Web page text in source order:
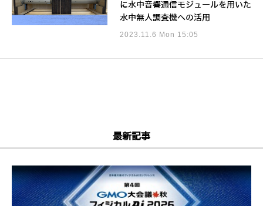
に水中音響通信モジュールを用いた
水中無人調査機への活用
2023.11.6 Mon 15:05
最新記事